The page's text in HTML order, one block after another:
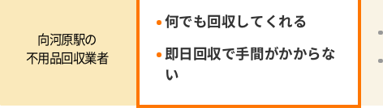
向河原駅の
不用品回収業者
何でも回収してくれる
即日回収で手間がかからな
い